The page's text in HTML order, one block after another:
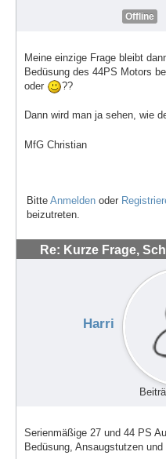
Offline
Meine einzige Frage bleibt
Bedüsung des 44PS Motors
oder
??
Dann wird man ja sehen, wie
MfG Christian
Bitte Anmelden oder
beizutreten.
Re: Kurze Frage,
Harri
Serienmäßige 27 und 44 PS
Bedüsung, Ansaugstutzen